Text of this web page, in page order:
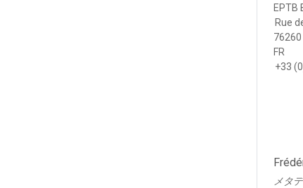
EPTB
Rue
76260
FR
+33
メタ